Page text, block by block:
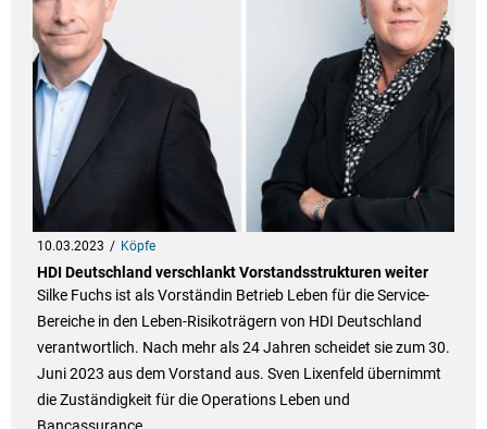
10.03.2023 Köpfe
HDI Deutschland verschlankt Vorstandsstrukturen weiter
Silke Fuchs ist als Vorständin Betrieb Leben für die Service-
Bereiche in den Leben-Risikoträgern von HDI Deutschland
verantwortlich. Nach mehr als 24 Jahren scheidet sie zum 30.
Juni 2023 aus dem Vorstand aus. Sven Lixenfeld übernimmt
die Zuständigkeit für die Operations Leben und